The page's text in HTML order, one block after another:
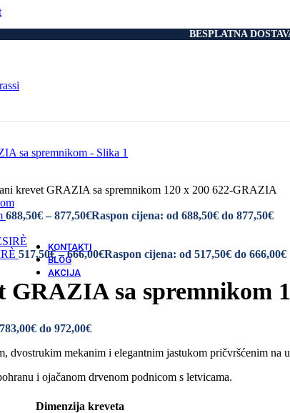
BESPLATNA
Drvene Podnice
Metalni Okvir
Navlake Za Jastuk
Relax Fotelje
Vatro Otporni Madraci
KONTAKTI
BLOG
AKCIJA
krevet GRAZIA sa spremnikom 120 x 200 622-GRAZIA
688,50€ – 877,50€Raspon cijena: od 688,50€ do 877,50€
517,50€ – 666,00€Raspon cijena: od 517,50€ do 666,00€
GRAZIA sa spremnikom
do 972,00€
dvostrukim mekanim i elegantnim jastukom pričvršćenim na
i ojačanom drvenom podnicom s letvicama.
Dimenzija kreveta